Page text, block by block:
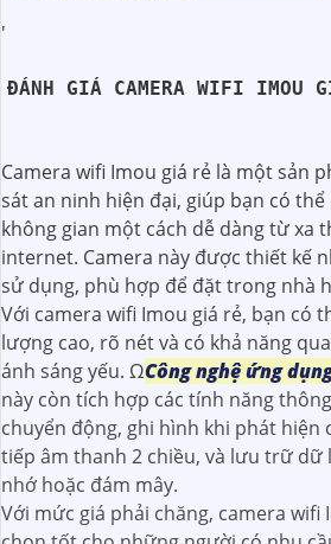
'
ĐÁNH GIÁ CAMERA WIFI IMOU
Camera wifi Imou giá rẻ là một sản
sát an ninh hiện đại, giúp bạn có
không gian một cách dễ dàng từ xa
internet. Camera này được thiết kế
sử dụng, phù hợp để đặt trong nhà
Với camera wifi Imou giá rẻ, bạn có
lượng cao, rõ nét và có khả năng
ánh sáng yếu. ΩCông nghệ ứng
này còn tích hợp các tính năng
chuyển động, ghi hình khi phát hiện
tiếp âm thanh 2 chiều, và lưu trữ
nhớ hoặc đám mây.
Với mức giá phải chăng, camera wifi